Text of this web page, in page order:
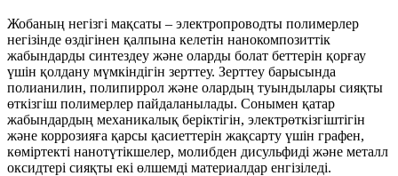
Жобаның негізгі мақсаты – электропроводты полимерлер
негізінде өздігінен қалпына келетін нанокомпозиттік
жабындарды синтездеу және оларды болат беттерін қорғау
үшін қолдану мүмкіндігін зерттеу. Зерттеу барысында
полианилин, полипиррол және олардың туындылары сияқты
өткізгіш полимерлер пайдаланылады. Сонымен қатар
жабындардың механикалық беріктігін, электрөткізгіштігін
және коррозияға қарсы қасиеттерін жақсарту үшін графен,
көміртекті нанотүтікшелер, молибден дисульфиді және металл
оксидтері сияқты екі өлшемді материалдар енгізіледі.